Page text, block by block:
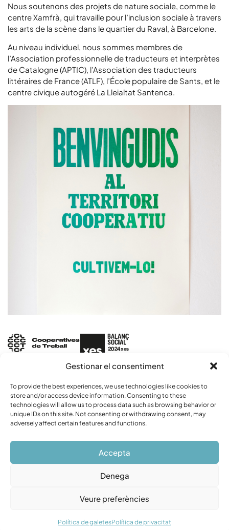
Gestionar el consentiment
To provide the best experiences, we use technologies like cookies to
store and/or access device information. Consenting to these
technologies will allow us to process data such as browsing behavior or
unique IDs on this site. Not consenting or withdrawing consent, may
adversely affect certain features and functions.
Accepta
Denega
Veure preferències
Política de galetesPolítica de privacitat
Nous soutenons des projets de nature sociale, comme le
centreXamfrà , qui travaille pour l’inclusion sociale à travers
les arts de la scène dans le quartier du Raval, à Barcelone.
Au niveau individuel, nous sommes membres de
l’Association professionnelle de traducteurs et interprètes
de Catalogne (APTIC), l’Association des traducteurs
littéraires de France (ATLF), l’École populaire de Sants, et le
centre civique autogéré La Lleialtat Santenca.
ORIGINE
ENGAGEMENT